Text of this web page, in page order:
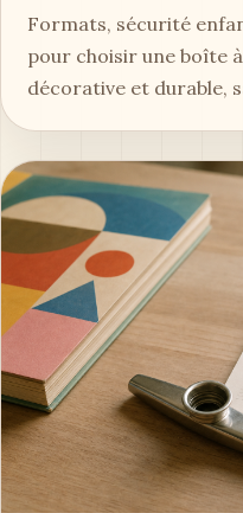
Formats, sécurité
pour choisir une boîte
décorative et durable,